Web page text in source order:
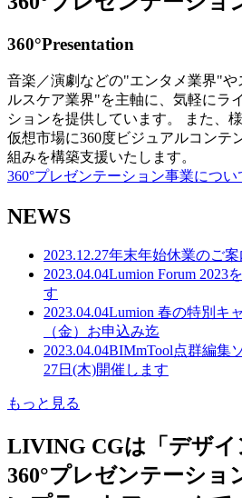
360°Presentation
音楽／演劇などの"エンタメ業界"
ルスケア業界"を主軸に、気軽にラ
ションを提供しています。 また、
仮想市場に360度ビジュアルコンテ
組みを構築支援いたします。
360°プレゼンテーション事業につい
NEWS
2023.12.27年末年始休業のご案
2023.04.04Lumion Forum 2023
す
2023.04.04Lumion 春の特別キ
（金）お申込み迄
2023.04.04BIMmTool点群編集
27日(木)開催します
もっと見る
LIVING CGは「デザイ
360°プレゼンテーショ